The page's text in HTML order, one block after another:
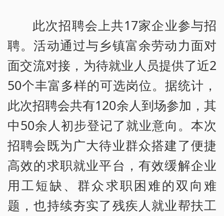
此次招聘会上共17家企业参与招
聘。活动通过与乡镇富余劳动力面对
面交流对接，为待就业人员提供了近2
50个丰富多样的可选岗位。据统计，
此次招聘会共有120余人到场参加，其
中50余人初步登记了就业意向。本次
招聘会既为广大待业群众搭建了便捷
高效的求职就业平台，有效缓解企业
用工短缺、群众求职困难的双向难
题，也持续夯实了残疾人就业帮扶工